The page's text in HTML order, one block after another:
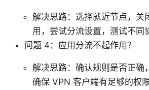
解决思路：选择就近节点，关
用，尝试分流设置，测试不同
问题 4：应用分流不起作用？
解决思路：确认规则是否正确
确保 VPN 客户端有足够的权